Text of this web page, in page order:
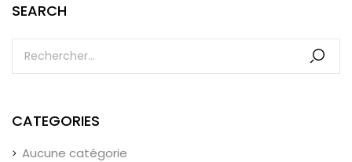
SEARCH
CATEGORIES
Aucune catégorie